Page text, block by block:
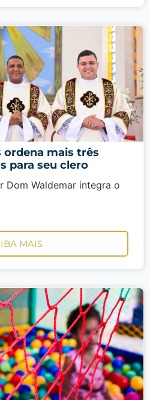
ordena mais três
para seu clero
Dom Waldemar integra o
MAIS